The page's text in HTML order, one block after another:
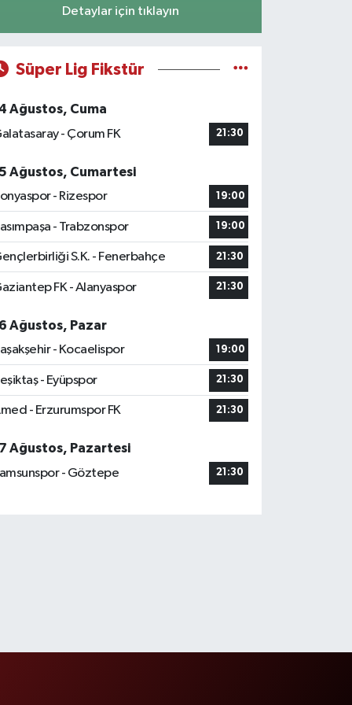
Detaylar için tıklayın
Süper Lig Fikstür
Ağustos, Cuma
- Çorum FK
21:30
Ağustos, Cumartesi
- Rizespor
19:00
- Trabzonspor 19:00
S.K. - Fenerbahçe 21:30
FK - Alanyaspor 21:30
Ağustos, Pazar
- Kocaelispor
19:00
- Eyüpspor 21:30
- Erzurumspor FK 21:30
Ağustos, Pazartesi
- Göztepe
21:30